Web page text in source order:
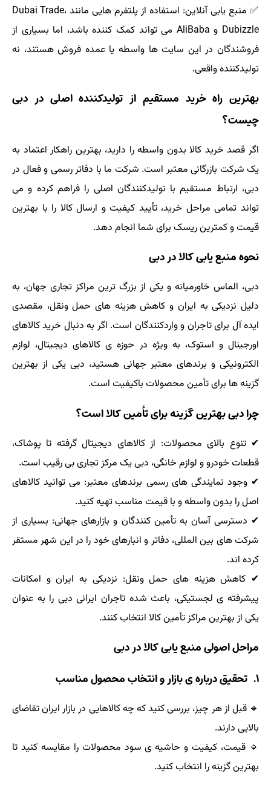
✅ منبع یابی آنلاین: استفاده از پلتفرم هایی مانند Dubai Trade،
Dubizzle و AliBaba می تواند کمک کننده باشد، اما بسیاری از
فروشندگان در این سایت ها واسطه یا عمده فروش هستند، نه
تولیدکننده واقعی.
بهترین راه خرید مستقیم از تولیدکننده اصلی در دبی
چیست؟
اگر قصد خرید کالا بدون واسطه را دارید، بهترین راهکار اعتماد به
یک شرکت بازرگانی معتبر است. شرکت ما با دفاتر رسمی و فعال در
دبی، ارتباط مستقیم با تولیدکنندگان اصلی را فراهم کرده و می
تواند تمامی مراحل خرید، تأیید کیفیت و ارسال کالا را با بهترین
قیمت و کمترین ریسک برای شما انجام دهد.
نحوه منبع یابی کالا در دبی
دبی، الماس خاورمیانه و یکی از بزرگ ترین مراکز تجاری جهان، به
دلیل نزدیکی به ایران و کاهش هزینه های حمل ونقل، مقصدی
ایده آل برای تاجران و واردکنندگان است. اگر به دنبال خرید کالاهای
اورجینال و استوک، به ویژه در حوزه ی کالاهای دیجیتال، لوازم
الکترونیکی و برندهای معتبر جهانی هستید، دبی یکی از بهترین
گزینه ها برای تأمین محصولات باکیفیت است.
چرا دبی بهترین گزینه برای تأمین کالا است؟
✔ تنوع بالای محصولات: از کالاهای دیجیتال گرفته تا پوشاک،
قطعات خودرو و لوازم خانگی، دبی یک مرکز تجاری بی رقیب است.
✔ وجود نمایندگی های رسمی برندهای معتبر: می توانید کالاهای
اصل را بدون واسطه و با قیمت مناسب تهیه کنید.
✔ دسترسی آسان به تأمین کنندگان و بازارهای جهانی: بسیاری از
شرکت های بین المللی، دفاتر و انبارهای خود را در این شهر مستقر
کرده اند.
✔ کاهش هزینه های حمل ونقل: نزدیکی به ایران و امکانات
پیشرفته ی لجستیکی، باعث شده تاجران ایرانی دبی را به عنوان
یکی از بهترین مراکز تأمین کالا انتخاب کنند.
مراحل اصولی منبع یابی کالا در دبی
۱. تحقیق درباره ی بازار و انتخاب محصول مناسب
🔹 قبل از هر چیز، بررسی کنید که چه کالاهایی در بازار ایران تقاضای
بالایی دارند.
🔹 قیمت، کیفیت و حاشیه ی سود محصولات را مقایسه کنید تا
بهترین گزینه را انتخاب کنید.